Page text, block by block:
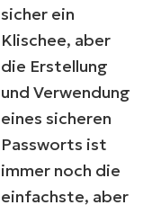
sicher ein
Klischee, aber
die Erstellung
und Verwendung
eines sicheren
Passworts ist
immer noch die
einfachste, aber